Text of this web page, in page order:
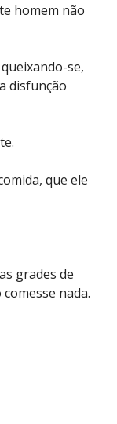
homem não
se,
disfunção
que ele
grades de
nada.